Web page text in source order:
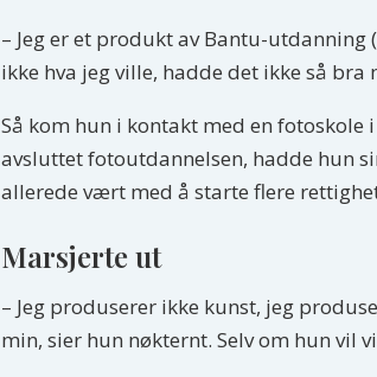
– Jeg er et produkt av Bantu-
ikke hva jeg ville, hadde det ikke så bra
Så kom hun i kontakt med en
avsluttet fotoutdannelsen, hadde hun
allerede vært med å starte flere
Marsjerte ut
– Jeg produserer ikke kunst, jeg
min, sier hun nøkternt. Selv om hun vil